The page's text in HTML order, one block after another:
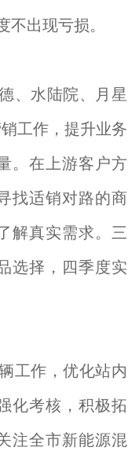
不出现亏损。
、水陆院、月星
工作，提升业务
。在上游客户方
找适销对路的商
解真实需求。三
选择，四季度实
工作，优化站内
化考核，积极拓
注全市新能源混